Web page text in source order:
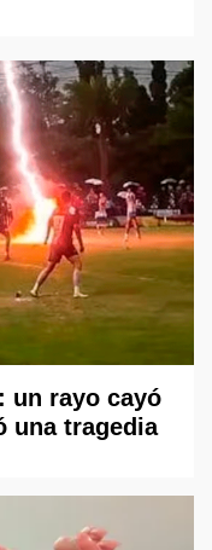
un rayo cayó
una tragedia